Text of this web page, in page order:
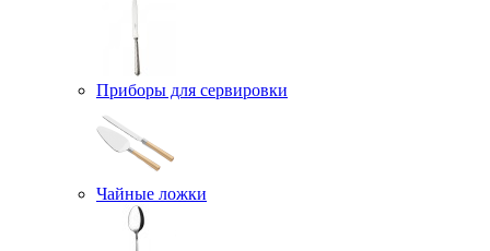
Приборы для сервировки
Чайные ложки